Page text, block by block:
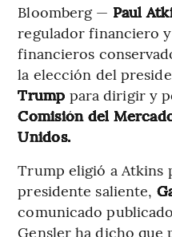
Bloomberg — Paul
regulador financiero
financieros
la elección del
Trump para dirigir y
Comisión del
Unidos.
Trump eligió a Atkins
presidente saliente,
comunicado
Gensler ha dicho que